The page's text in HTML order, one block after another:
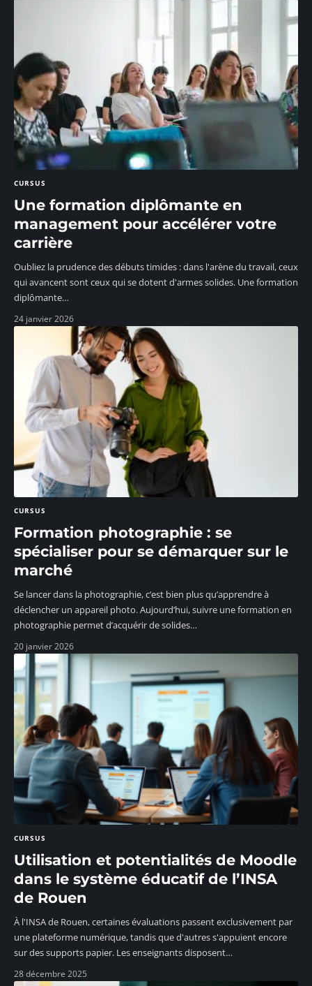
CURSUS
Une formation diplômante en
management pour accélérer votre
carrière
Oubliez la prudence des débuts timides : dans l'arène du travail, ceux
qui avancent sont ceux qui se dotent d'armes solides. Une formation
diplômante…
24 janvier 2026
CURSUS
Formation photographie : se
spécialiser pour se démarquer sur le
marché
Se lancer dans la photographie, c’est bien plus qu’apprendre à
déclencher un appareil photo. Aujourd’hui, suivre une formation en
photographie permet d’acquérir de solides…
20 janvier 2026
CURSUS
Utilisation et potentialités de Moodle
dans le système éducatif de l’INSA
de Rouen
À l'INSA de Rouen, certaines évaluations passent exclusivement par
une plateforme numérique, tandis que d'autres s'appuient encore
sur des supports papier. Les enseignants disposent…
28 décembre 2025